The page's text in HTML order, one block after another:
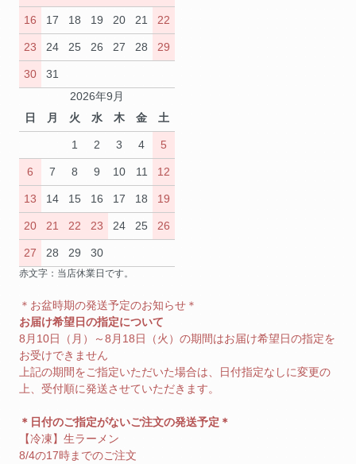
16 17 18 19 20 21 22
23 24 25 26 27 28 29
30
31
2026年9月
日
月 火 水 木 金 土
1 2 3 4 5
6 7 8 9 10 11 12
13 14 15 16 17 18 19
20 21 22 23 24 25 26
27 28 29 30
赤文字：当店休業日です。
＊お盆時期の発送予定のお知らせ＊
お届け希望日の指定について
8月10日（月）～8月18日（火）の期間はお届け希望日の指定を
お受けできません
上記の期間をご指定いただいた場合は、日付指定なしに変更の
上、受付順に発送させていただきます。
＊日付のご指定がないご注文の発送予定＊
【冷凍】生ラーメン
8/4の17時までのご注文